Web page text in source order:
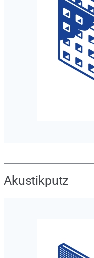
Akustikputz